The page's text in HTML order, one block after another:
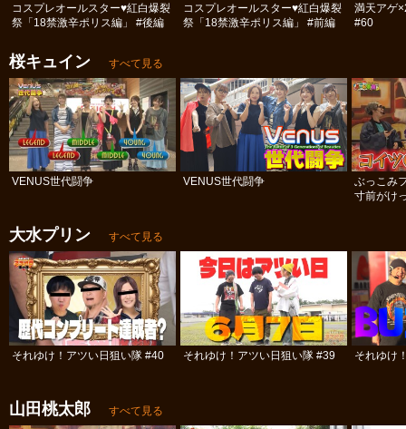
コスプレオールスター♥紅白爆裂
祭「18禁激辛ポリス編」 #後編
コスプレオールスター♥紅白爆裂
祭「18禁激辛ポリス編」 #前編
満天アゲ
#60
桜キュイン すべて見る
VENUS世代闘争 VENUS世代闘争
ぶっこみ
寸前がけ
大水プリン すべて見る
それゆけ！アツい日狙い隊 #40 それゆけ！アツい日狙い隊 #39 それゆけ
山田桃太郎 すべて見る